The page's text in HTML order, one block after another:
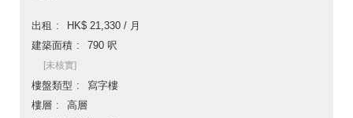
出租
HK$ 21,330 / 月
建築面積
790 呎
[未核實]
樓盤類型
寫字樓
樓層
高層